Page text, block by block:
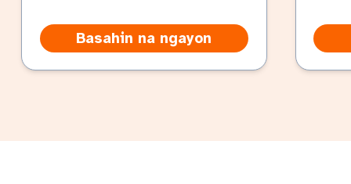
Basahin na ngayon